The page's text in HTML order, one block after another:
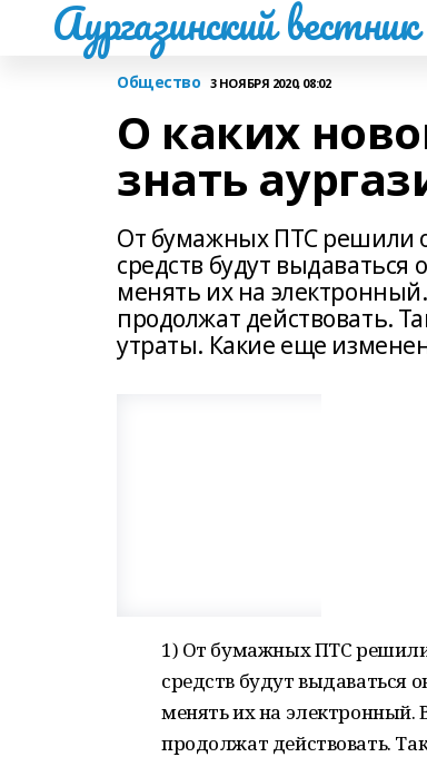
Аургазинский вестник
Общество 3 НОЯБРЯ 2020, 08:02
О каких
знать
От бумажных ПТС решили
средств будут
менять их на
продолжат действовать.
утраты. Какие еще
1) От бумажных ПТС решили
средств будут выдаваться
менять их на электронный.
продолжат действовать.